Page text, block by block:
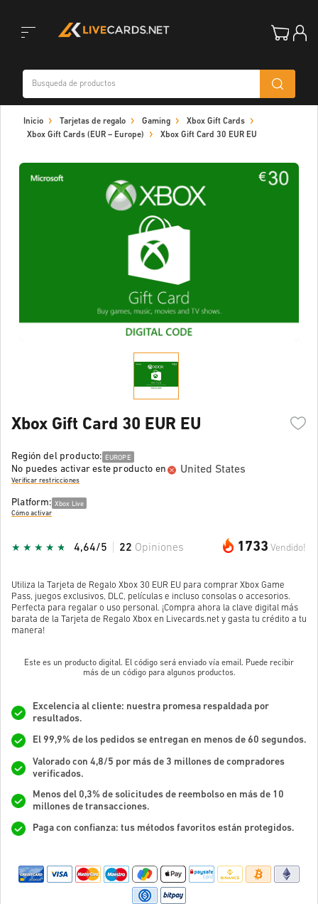
navigation
Inicio Tarjetas de regalo Gaming
Xbox Gift Cards
Xbox Gift Cards (EUR – Europe)
Xbox Gift Card 30 EUR EU
Xbox Gift Card 30 EUR EU
Región del producto: EUROPE
No puedes activar este producto en United States
Verificar restricciones
Platform: Xbox Live
Cómo activar
1733 Vendido!
4,64/5 22 Opiniones
Utiliza la Tarjeta de Regalo Xbox 30 EUR EU para comprar Xbox Game
Pass, juegos exclusivos, DLC, películas e incluso consolas o accesorios.
Perfecta para regalar o uso personal. ¡Compra ahora la clave digital más
barata de la Tarjeta de Regalo Xbox en Livecards.net y gasta tu crédito a tu
manera!
Este es un producto digital. El código será enviado vía email. Puede recibir
más de un código para algunos productos.
Excelencia al cliente: nuestra promesa respaldada por
resultados.
El 99,9% de los pedidos se entregan en menos de 60 segundos.
Valorado con 4,8/5 por más de 3 millones de compradores
verificados.
Menos del 0,3% de solicitudes de reembolso en más de 10
millones de transacciones.
Paga con confianza: tus métodos favoritos están protegidos.